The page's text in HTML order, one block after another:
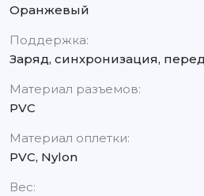
Оранжевый
Поддержка:
Заряд, синхронизация,
Материал разъемов:
PVC
Материал оплетки:
PVC, Nylon
Вес: